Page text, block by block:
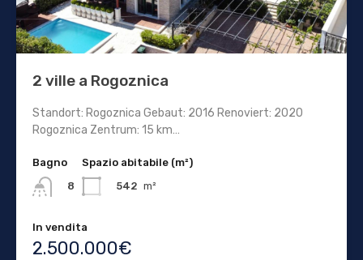
2 ville a Rogoznica
Standort: Rogoznica Gebaut: 2016 Renoviert: 2020
Rogoznica Zentrum: 15 km…
Bagno
8
Spazio abitabile (m²)
542 m²
In vendita
2.500.000€